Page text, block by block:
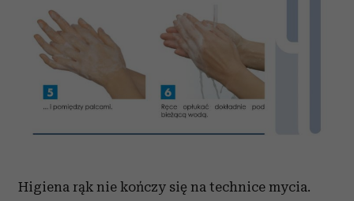
Higiena rąk nie kończy się na technice mycia.